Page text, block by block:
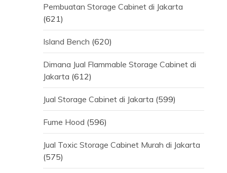
Pembuatan Storage Cabinet di Jakarta
(621)
Island Bench (620)
Dimana Jual Flammable Storage Cabinet di
Jakarta (612)
Jual Storage Cabinet di Jakarta (599)
Fume Hood (596)
Jual Toxic Storage Cabinet Murah di Jakarta
(575)